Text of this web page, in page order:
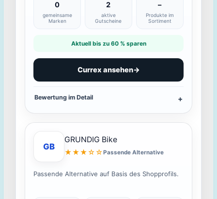
0
gemeinsame
Marken
2
aktive
Gutscheine
–
Produkte im
Sortiment
Aktuell bis zu 60 % sparen
Currex ansehen→
Bewertung im Detail
GB
GRUNDIG Bike
★★★☆☆Passende Alternative
Passende Alternative auf Basis des Shopprofils.